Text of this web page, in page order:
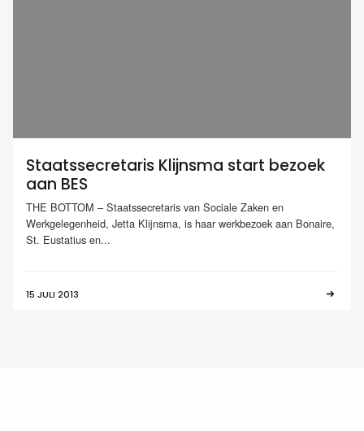
Staatssecretaris Klijnsma start bezoek
aan BES
THE BOTTOM – Staatssecretaris van Sociale Zaken en
Werkgelegenheid, Jetta Klijnsma, is haar werkbezoek aan Bonaire,
St. Eustatius en...
15 JULI 2013